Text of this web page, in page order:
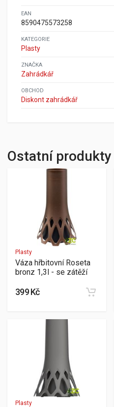
EAN
8590475573258
KATEGORIE
Plasty
ZNAČKA
Zahrádkář
OBCHOD
Diskont zahrádkář
Ostatní produkty
Plasty
Váza hřbitovní Roseta
bronz 1,3l - se zátěží
399 Kč
Plasty